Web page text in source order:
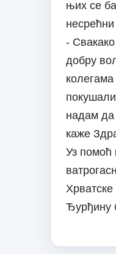
њих се
-
добру
надам
каже
Уз помоћ
Ђурђину